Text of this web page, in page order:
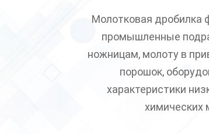
Молотковая дробилка
промышленные
ножницам, молоту в
порошок,
характеристики
химических